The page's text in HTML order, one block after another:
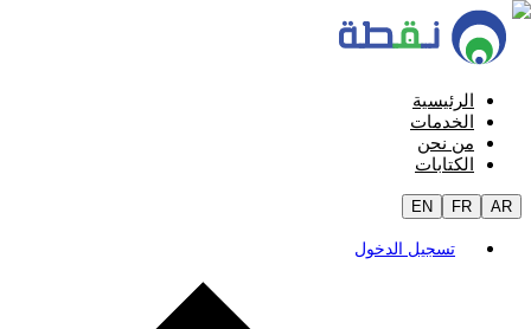
الرئيسية
الخدمات
من نحن
الكتابات
EN FR AR
تسجيل الدخول